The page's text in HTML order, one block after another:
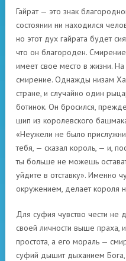
Гайрат — это знак
состоянии ни находился
но этот дух гайрата будет
что он благороден.
имеет свое место в жизни. На
смирение. Однажды низам
стране, и случайно один
ботинок. Он бросился,
шип из королевского
«Неужели не было
тебя, — сказал король, — и,
ты больше не можешь
уйдите в отставку». Именно
окружением, делает короля
Для суфия чувство чести не
своей личности выше праха,
простота, а его мораль —
суфий дышит дыханием Бога,